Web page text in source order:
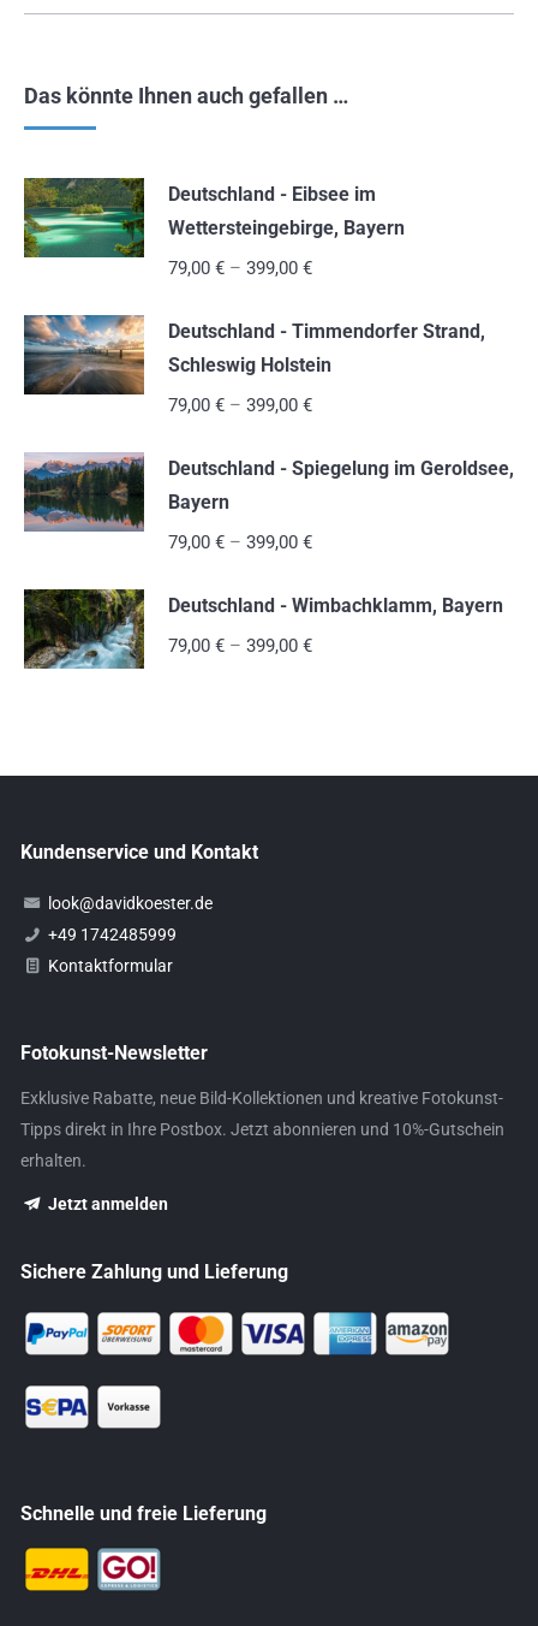
Das könnte Ihnen auch gefallen …
Deutschland - Eibsee im
Wettersteingebirge, Bayern
79,00 € – 399,00 €
Deutschland - Timmendorfer Strand,
Schleswig Holstein
79,00 € – 399,00 €
Deutschland - Spiegelung im Geroldsee,
Bayern
79,00 € – 399,00 €
Deutschland - Wimbachklamm, Bayern
79,00 € – 399,00 €
Kundenservice und Kontakt
look@davidkoester.de
+49 1742485999
Kontaktformular
Fotokunst-Newsletter
Exklusive Rabatte, neue Bild-Kollektionen und kreative Fotokunst-
Tipps direkt in Ihre Postbox. Jetzt abonnieren und 10%-Gutschein
erhalten.
Jetzt anmelden
Sichere Zahlung und Lieferung
Schnelle und freie Lieferung